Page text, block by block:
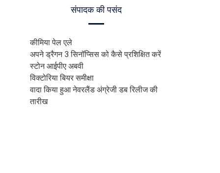
संपादक की पसंद
कीमिया पेल एले
अपने ड्रैगन 3 सिनॉप्सिस को कैसे प्रशिक्षित करें
स्टोन आईपीए अबवी
विक्टोरिया बियर समीक्षा
वादा किया हुआ नेवरलैंड अंग्रेजी डब रिलीज की
तारीख